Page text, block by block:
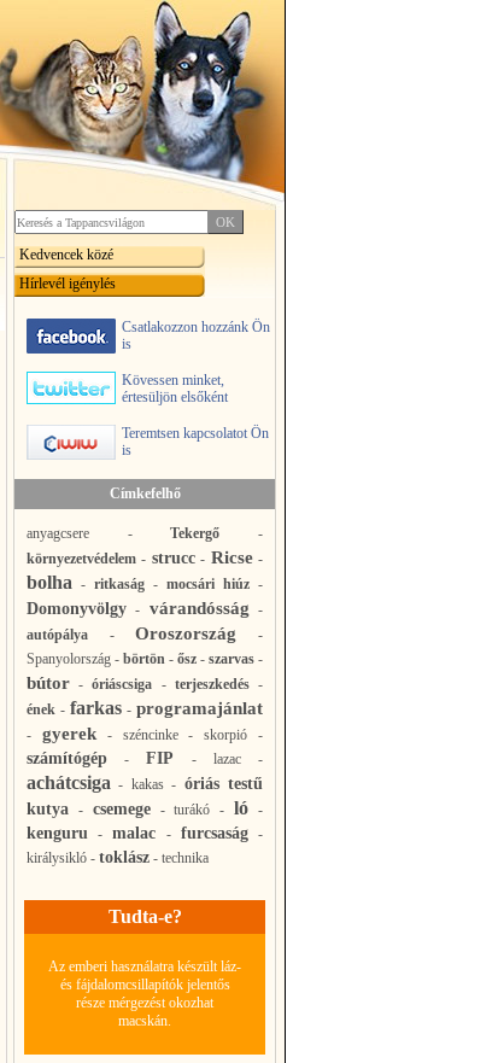
Kedvencek közé
Hírlevél igénylés
Csatlakozzon hozzánk Ön
is
Kövessen minket,
értesüljön elsőként
Teremtsen kapcsolatot Ön
is
Címkefelhő
anyagcsere -Tekergő -
környezetvédelem - strucc- Ricse-
bolha - ritkaság - mocsári hiúz -
Domonyvölgy - várandósság -
autópálya -Oroszország -
Spanyolország - börtön - ősz - szarvas -
bútor -óriáscsiga - terjeszkedés-
ének - farkas - programajánlat
- gyerek- széncinke-skorpió -
számítógép -FIP - lazac-
achátcsiga - kakas- óriás testű
kutya - csemege-turákó -ló -
kenguru -malac - furcsaság-
királysikló - toklász - technika
Tudta-e?
Az emberi használatra készült láz-
és fájdalomcsillapítók jelentős
része mérgezést okozhat
macskán.